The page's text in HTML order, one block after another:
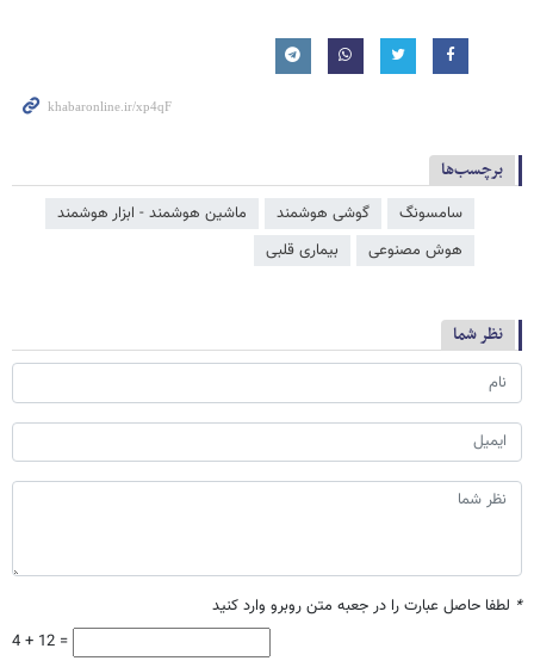
برچسب‌ها
سامسونگ گوشی هوشمند
ماشین هوشمند - ابزار هوشمند
هوش مصنوعی
بیماری قلبی
نظر شما
* لطفا حاصل عبارت را در جعبه متن روبرو وارد کنید
4 + 12 =